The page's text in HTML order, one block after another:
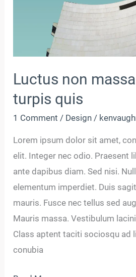
Luctus non
turpis quis
1 Comment / Design /
Lorem ipsum dolor sit amet,
elit. Integer nec odio. Praesent
ante dapibus diam. Sed nisi.
elementum imperdiet. Duis
mauris. Fusce nec tellus sed
Mauris massa. Vestibulum
Class aptent taciti sociosqu ad
conubia